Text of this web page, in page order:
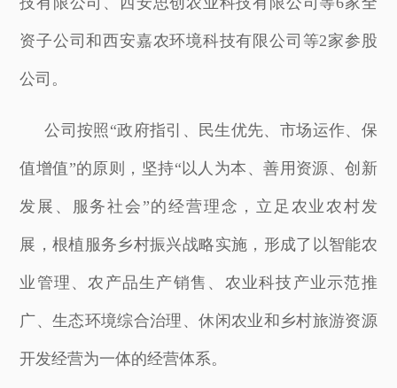
资子公司和西安嘉农环境科技有限公司等2家参股
公司。
公司按照“政府指引、民生优先、市场运作、保
值增值”的原则，坚持“以人为本、善用资源、创新
发展、服务社会”的经营理念，立足农业农村发
展，根植服务乡村振兴战略实施，形成了以智能农
业管理、农产品生产销售、农业科技产业示范推
广、生态环境综合治理、休闲农业和乡村旅游资源
开发经营为一体的经营体系。